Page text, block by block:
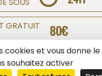
GRATUIT 80€
cookies et vous donne
souhaitez activer